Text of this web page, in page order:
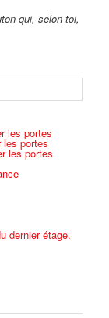
qui, selon toi,
les portes
les portes
les portes
dernier étage.